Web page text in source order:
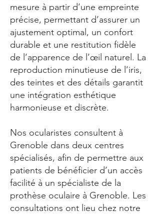
mesure à partir d’une empreinte
précise, permettant d’assurer un
ajustement optimal, un confort
durable et une restitution fidèle
de l’apparence de l’œil naturel. La
reproduction minutieuse de l’iris,
des teintes et des détails garantit
une intégration esthétique
harmonieuse et discrète.
Nos ocularistes consultent à
Grenoble dans deux centres
spécialisés, afin de permettre aux
patients de bénéficier d’un accès
facilité à un spécialiste de la
prothèse oculaire à Grenoble. Les
consultations ont lieu chez notre